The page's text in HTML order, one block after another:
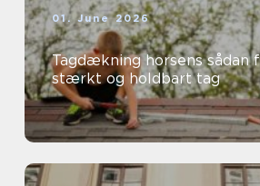
01. June 2026
Tagdækning horsens sådan får du et
stærkt og holdbart tag